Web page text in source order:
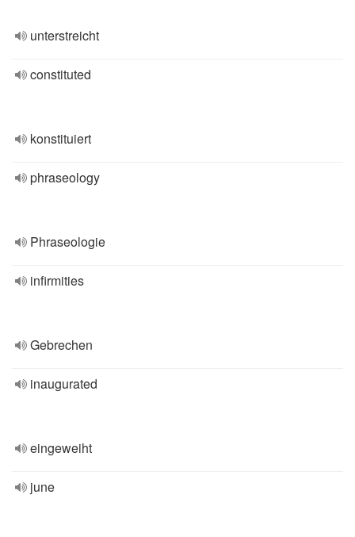
unterstreicht
constituted
konstituiert
phraseology
Phraseologie
infirmities
Gebrechen
inaugurated
eingeweiht
june